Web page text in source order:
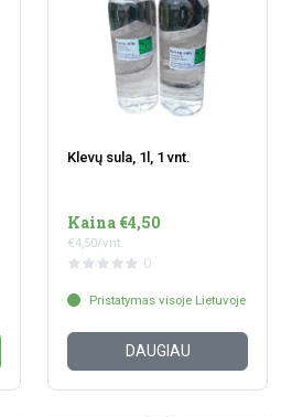
Klevų sula, 1l, 1 vnt.
Kaina €4,50
€4,50/vnt.
0
Pristatymas visoje Lietuvoje
DAUGIAU